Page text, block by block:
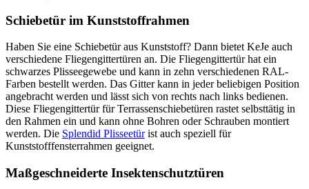
Schiebetür im Kunststoffrahmen
Haben Sie eine Schiebetür aus Kunststoff? Dann bietet KeJe auch
verschiedene Fliegengittertüren an. Die Fliegengittertür hat ein
schwarzes Plisseegewebe und kann in zehn verschiedenen RAL-
Farben bestellt werden. Das Gitter kann in jeder beliebigen Position
angebracht werden und lässt sich von rechts nach links bedienen.
Diese Fliegengittertür für Terrassenschiebetüren rastet selbsttätig in
den Rahmen ein und kann ohne Bohren oder Schrauben montiert
werden. Die Splendid Plisseetürist auch speziell für
Kunststofffensterrahmen geeignet.
Maßgeschneiderte Insektenschutztüren